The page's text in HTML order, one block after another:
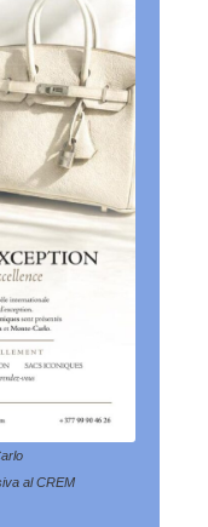
al CREM